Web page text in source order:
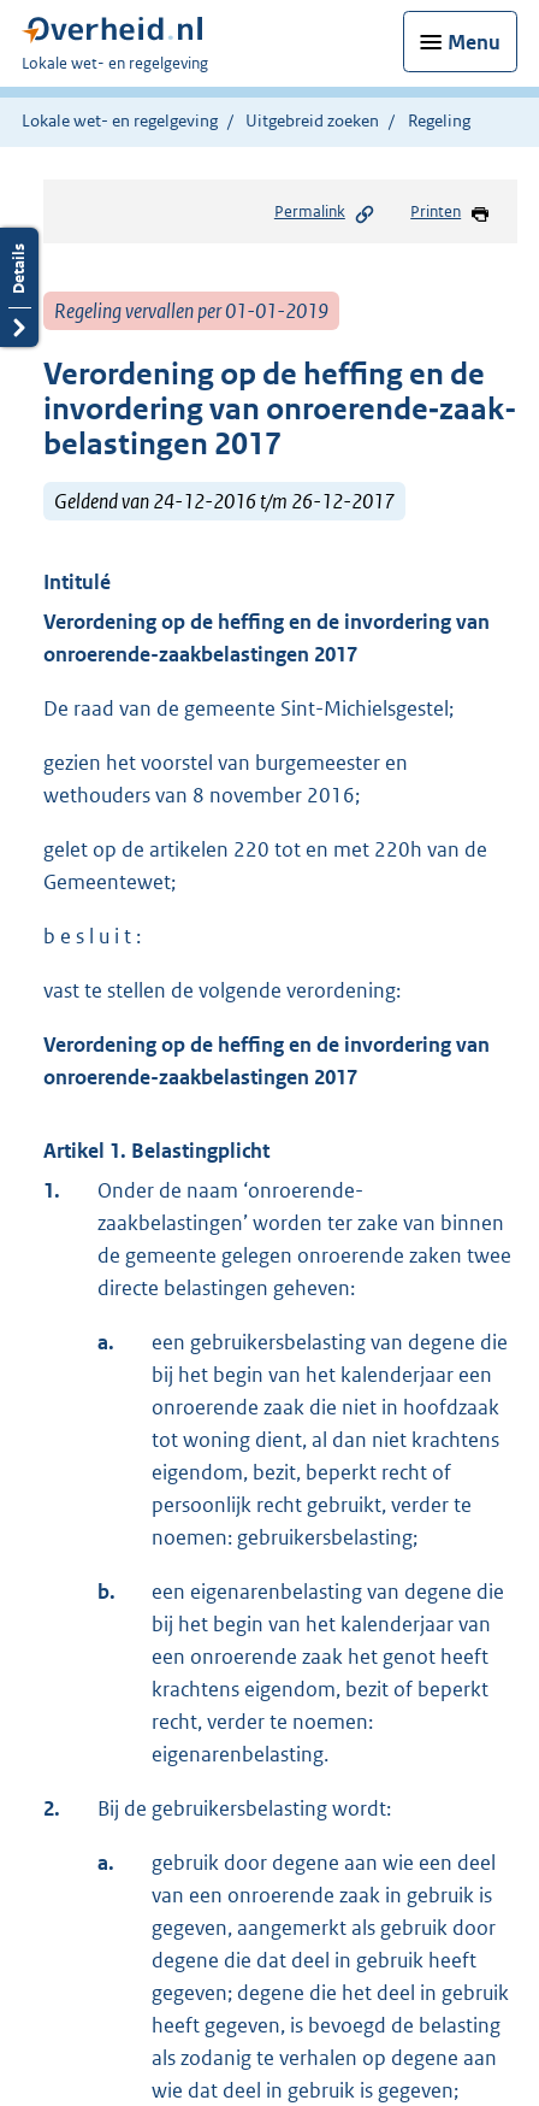
Menu
U
bent
hier:
Lokale wet- en regelgeving
Lokale wet- en regelgeving Uitgebreid zoeken Regeling
Permalink Printen
Regeling vervallen per 01-01-2019
Verordening op de heffing en de
invordering van onroerende‑zaak­
belastingen 2017
Geldend van 24-12-2016 t/m 26-12-2017
Intitulé
Verordening op de heffing en de invordering van
onroerende-zaakbelastingen 2017
De raad van de gemeente Sint-Michielsgestel;
gezien het voorstel van burgemeester en
wethouders van 8 november 2016;
gelet op de artikelen 220 tot en met 220h van de
Gemeentewet;
b e s l u i t :
vast te stellen de volgende verordening:
Verordening op de heffing en de invordering van
onroerende-zaakbelastingen 2017
Artikel 1. Belastingplicht
1.
Onder de naam ‘onroerende-
zaakbelastingen’ worden ter zake van binnen
de gemeente gelegen onroerende zaken twee
directe belastingen geheven:
a.
een gebruikersbelasting van degene die
bij het begin van het kalenderjaar een
onroerende zaak die niet in hoofdzaak
tot woning dient, al dan niet krachtens
eigendom, bezit, beperkt recht of
persoonlijk recht gebruikt, verder te
noemen: gebruikersbelasting;
b.
een eigenarenbelasting van degene die
bij het begin van het kalenderjaar van
een onroerende zaak het genot heeft
krachtens eigendom, bezit of beperkt
recht, verder te noemen:
eigenarenbelasting.
2. Bij de gebruikersbelasting wordt:
a.
gebruik door degene aan wie een deel
van een onroerende zaak in gebruik is
gegeven, aangemerkt als gebruik door
degene die dat deel in gebruik heeft
gegeven; degene die het deel in gebruik
heeft gegeven, is bevoegd de belasting
als zodanig te verhalen op degene aan
wie dat deel in gebruik is gegeven;